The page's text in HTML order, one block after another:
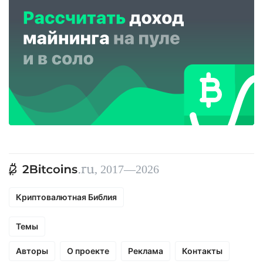
, 2017—2026
Криптовалютная Библия
Темы
Авторы О проекте Реклама Контакты